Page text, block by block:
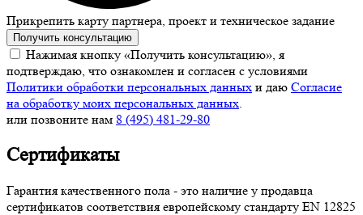
Прикрепить карту партнера, проект и техническое задание
Получить консультацию
Нажимая кнопку «Получить консультацию», я
подтверждаю, что ознакомлен и согласен с условиями
Политики обработки персональных данных и даю Согласие
на обработку моих персональных данных.
или позвоните нам 8 (495) 481-29-80
Сертификаты
Гарантия качественного пола - это наличие у продавца
сертификатов соответствия европейскому стандарту EN 12825